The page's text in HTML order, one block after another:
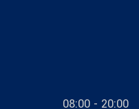
08:00 - 20:00